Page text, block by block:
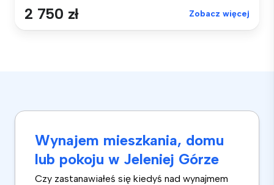
2 750 zł Zobacz więcej
Wynajem mieszkania, domu
lub pokoju w Jeleniej Górze
Czy zastanawiałeś się kiedyś nad wynajmem